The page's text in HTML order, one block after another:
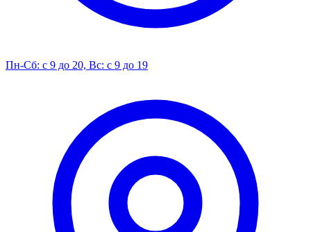
Пн-Сб: с 9 до 20, Вс: с 9 до 19